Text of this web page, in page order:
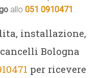
allo051 0910471.
installazione,
Bologna
per ricevere